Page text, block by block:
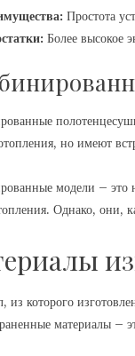
Простота
Более высокое
но имеют
модели – это
Однако, они,
из которого
материалы –